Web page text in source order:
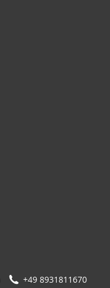
+49 8931811670